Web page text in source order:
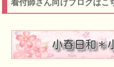
着付師さん向けブログはこ